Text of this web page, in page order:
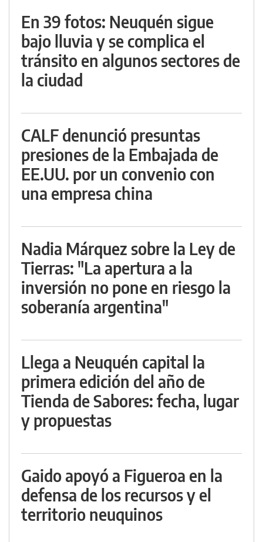
En 39 fotos: Neuquén sigue
bajo lluvia y se complica el
tránsito en algunos sectores de
la ciudad
CALF denunció presuntas
presiones de la Embajada de
EE.UU. por un convenio con
una empresa china
Nadia Márquez sobre la Ley de
Tierras: "La apertura a la
inversión no pone en riesgo la
soberanía argentina"
Llega a Neuquén capital la
primera edición del año de
Tienda de Sabores: fecha, lugar
y propuestas
Gaido apoyó a Figueroa en la
defensa de los recursos y el
territorio neuquinos